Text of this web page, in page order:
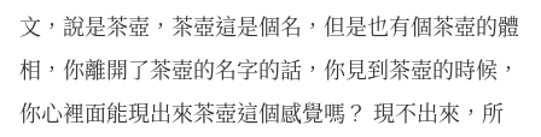
文，說是茶壺，茶壺這是個名，但是也有個茶壺的體
相，你離開了茶壺的名字的話，你見到茶壺的時候，
你心裡面能現出來茶壺這個感覺嗎？ 現不出來，所